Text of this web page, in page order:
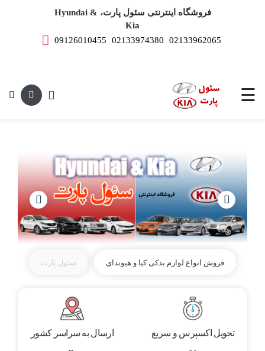
فروشگاه اینترنتی سئول پارت، Hyundai &
Kia
02133962065
02133974380
09126010455
یدکی
هیوندای
☰
فروش انواع لوازم یدکی کیا و هیوندای سئول پارت
تحویل اکسپرس و سریع ارسال به سراسر کشور